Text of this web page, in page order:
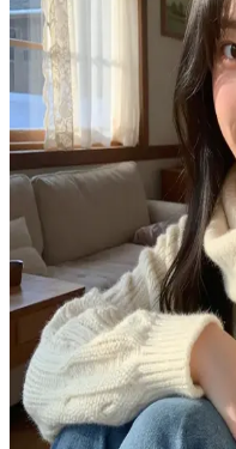
이서윤
아이들을 보듬는 다정한
서윤과 당신은 작은 시골
당신이 몇 년 만에 고향으